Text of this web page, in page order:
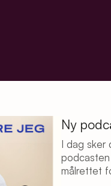
Ny
I dag sker
målrettet